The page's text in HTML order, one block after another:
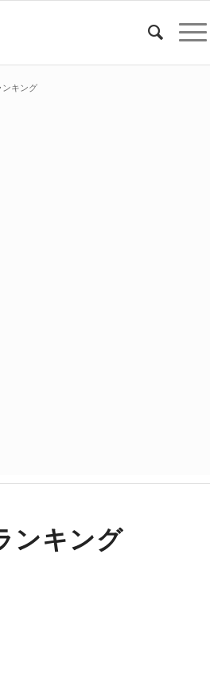
ンキング
ンキング